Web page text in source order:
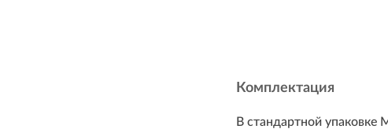
Комплектация
В стандартной упаковке